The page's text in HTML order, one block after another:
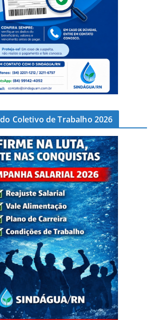
Coletivo de Trabalho 2026